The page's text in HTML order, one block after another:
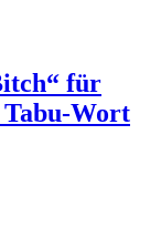
für
Tabu-Wort